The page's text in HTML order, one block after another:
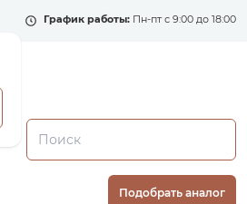
График работы: Пн-пт с 9:00 до 18:00
Подобрать аналог